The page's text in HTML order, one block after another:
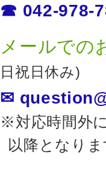
☎ 042-978-
メールでの
日祝日休み)
✉
※対応時間外
以降となり